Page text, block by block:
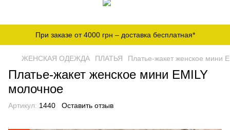
При заказе от 4000 грн – доставка бесплатная*
ЖЕНСКАЯ ОДЕЖДА ПЛАТЬЯ Платье-жакет женское мини
Платье-жакет женское мини EMILY
молочное
Артикул: 1440 Оставить отзыв